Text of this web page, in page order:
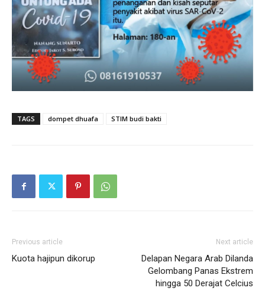
TAGS dompet dhuafa STIM budi bakti
Previous article
Kuota hajipun dikorup
Next article
Delapan Negara Arab Dilanda
Gelombang Panas Ekstrem
hingga 50 Derajat Celcius